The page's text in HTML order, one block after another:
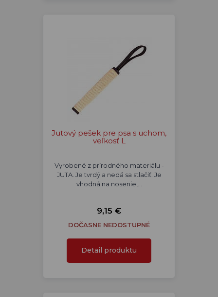
Jutový pešek pre psa s uchom,
veľkosť L
Vyrobené z prírodného materiálu -
JUTA. Je tvrdý a nedá sa stlačiť. Je
vhodná na nosenie,…
9,15 €
DOČASNE NEDOSTUPNÉ
Detail produktu